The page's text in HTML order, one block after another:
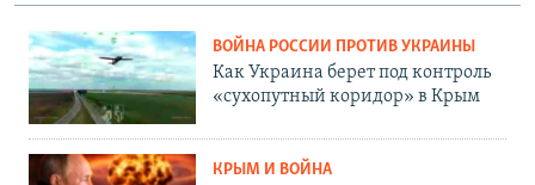
ВОЙНА РОССИИ ПРОТИВ УКРАИНЫ
Как Украина берет под контроль
«сухопутный коридор» в Крым
КРЫМ И ВОЙНА